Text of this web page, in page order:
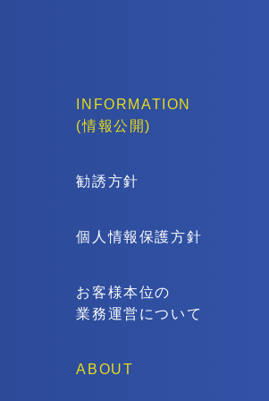
INFORMATION
(情報公開)
勧誘方針
個人情報保護方針
お客様本位の
業務運営について
ABOUT